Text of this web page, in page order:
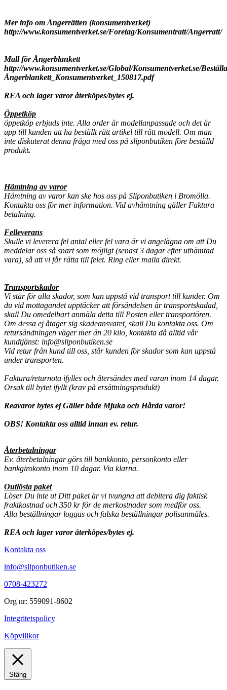
Mer info om Ångerrätten (konsumentverket)
http://www.konsumentverket.se/Foretag/Konsumentratt/Angerratt/
Mall för Ångerblankett
http://www.konsumentverket.se/Global/Konsumentverket.se/
Ångerblankett_Konsumentverket_150817.pdf
REA och lager varor återköpes/bytes ej.
Öppetköp
öppetköp erbjuds inte. Alla order är modellanpassade och det är
upp till kunden att ha beställt rätt artikel till rätt modell. Om man
inte diskuterat denna fråga med oss på sliponbutiken före beställd
produkt.
Hämtning av varor
Hämtning av varor kan ske hos oss på Sliponbutiken i Bromölla.
Kontakta oss för mer information. Vid avhämtning gäller Faktura
betalning.
Felleverans
Skulle vi leverera fel antal eller fel vara är vi angelägna om att Du
meddelar oss så snart som möjligt (senast 3 dagar efter uthämtad
vara), så att vi får rätta till felet. Ring eller maila direkt.
Transportskador
Vi står för alla skador, som kan uppstå vid transport till kunder. Om
du vid mottagandet upptäcker att försändelsen är transportskadad,
skall Du omedelbart anmäla detta till Posten eller transportören.
Om dessa ej åtager sig skadeansvaret, skall Du kontakta oss. Om
retursändningen väger mer än 20 kilo, kontakta då alltid vår
kundtjänst: info@sliponbutiken.se
Vid retur från kund till oss, står kunden för skador som kan uppstå
under transporten.
Faktura/returnota ifylles och återsändes med varan inom 14 dagar.
Orsak till bytet ifyllt (krav på ersättningsprodukt)
Reavaror bytes ej Gäller både Mjuka och Hårda varor!
OBS! Kontakta oss alltid innan ev. retur.
Återbetalningar
Ev. återbetalningar görs till bankkonto, personkonto eller
bankgirokonto inom 10 dagar. Via klarna.
Outlösta paket
Löser Du inte ut Ditt paket är vi tvungna att debitera dig faktisk
fraktkostnad och 350 kr för de merkostnader som medför oss.
Alla beställningar loggas och falska beställningar polisanmäles.
REA och lager varor återköpes/bytes ej.
Kontakta oss
info@sliponbutiken.se
0708-423272
Org nr: 559091-8602
Integritetspolicy
Köpvillkor
Stäng